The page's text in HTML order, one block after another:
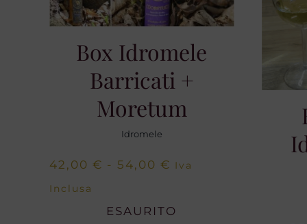
Box Idromele
Barricati +
Moretum
Idromele
42,00 € - 54,00 € Fascia
prezzo:
Iva
Inclusa
ESAURITO